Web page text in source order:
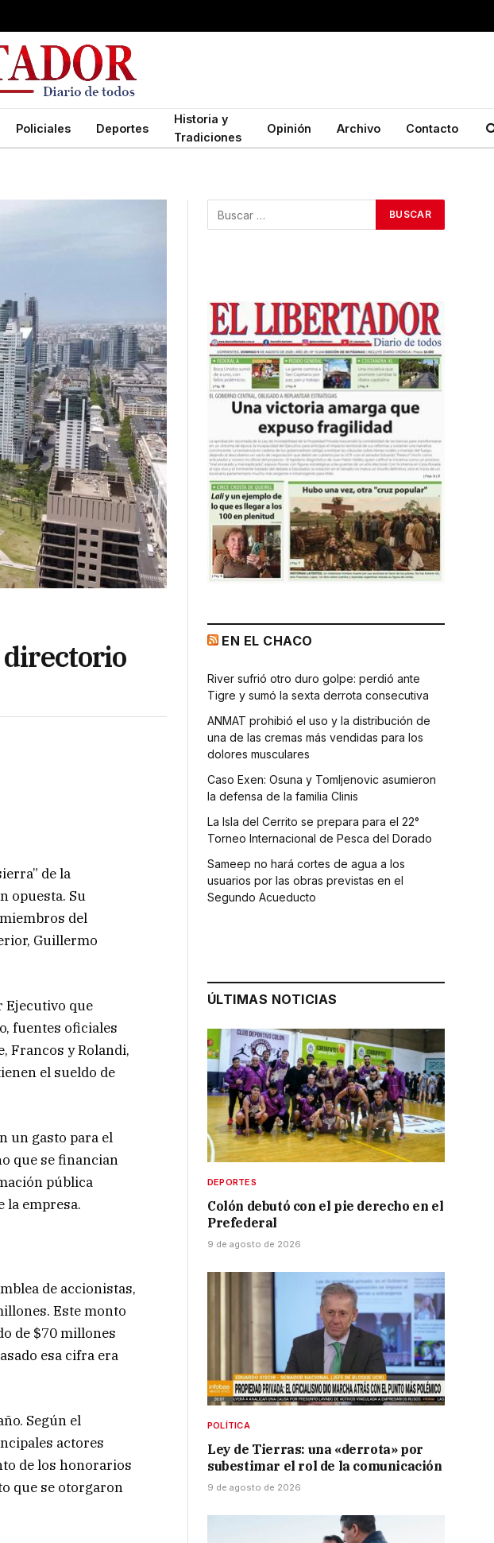
Policiales Deportes
Historia y
Tradiciones
Opinión Archivo Contacto
directorio
de la
opuesta. Su
del
Guillermo
Ejecutivo que
fuentes oficiales
Francos y Rolandi,
el sueldo de
un gasto para el
que se financian
pública
la empresa.
de accionistas,
Este monto
de $70 millones
esa cifra era
Según el
actores
de los honorarios
que se otorgaron
EN EL CHACO
River sufrió otro duro golpe: perdió ante
Tigre y sumó la sexta derrota consecutiva
ANMAT prohibió el uso y la distribución de
una de las cremas más vendidas para los
dolores musculares
Caso Exen: Osuna y Tomljenovic asumieron
la defensa de la familia Clinis
La Isla del Cerrito se prepara para el 22°
Torneo Internacional de Pesca del Dorado
Sameep no hará cortes de agua a los
usuarios por las obras previstas en el
Segundo Acueducto
ÚLTIMAS NOTICIAS
DEPORTES
Colón debutó con el pie derecho en el
Prefederal
9 de agosto de 2026
POLÍTICA
Ley de Tierras: una «derrota» por
subestimar el rol de la comunicación
9 de agosto de 2026